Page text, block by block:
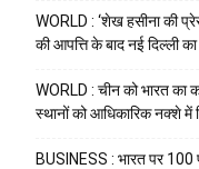
WORLD : ‘शेख हसीना की
की आपत्ति के बाद नई दिल्ली
WORLD : चीन को भारत का
स्थानों को आधिकारिक नक्शे में
BUSINESS : भारत पर 100